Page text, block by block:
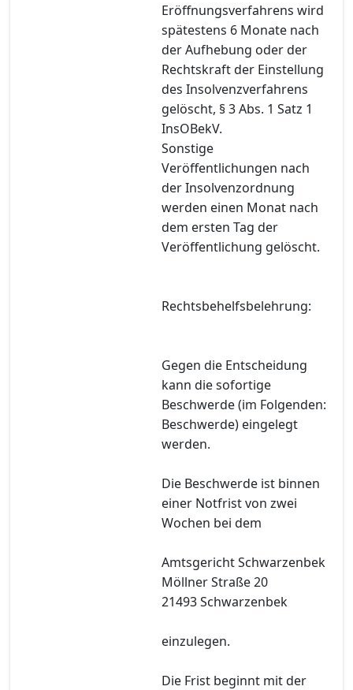
Eröffnungsverfahrens wird
spätestens 6 Monate nach
der Aufhebung oder der
Rechtskraft der Einstellung
des Insolvenzverfahrens
gelöscht, § 3 Abs. 1 Satz 1
InsOBekV.
Sonstige
Veröffentlichungen nach
der Insolvenzordnung
werden einen Monat nach
dem ersten Tag der
Veröffentlichung gelöscht.
Rechtsbehelfsbelehrung:
Gegen die Entscheidung
kann die sofortige
Beschwerde (im Folgenden:
Beschwerde) eingelegt
werden.
Die Beschwerde ist binnen
einer Notfrist von zwei
Wochen bei dem
Amtsgericht Schwarzenbek
Möllner Straße 20
21493 Schwarzenbek
einzulegen.
Die Frist beginnt mit der